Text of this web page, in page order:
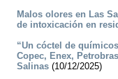
Malos olores en Las
de intoxicación en
“Un cóctel de
Copec, Enex,
Salinas (10/12/2025)